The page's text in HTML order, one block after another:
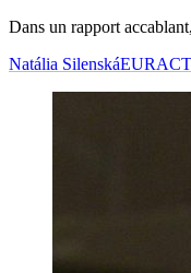
Dans un rapport
Natália Silenská